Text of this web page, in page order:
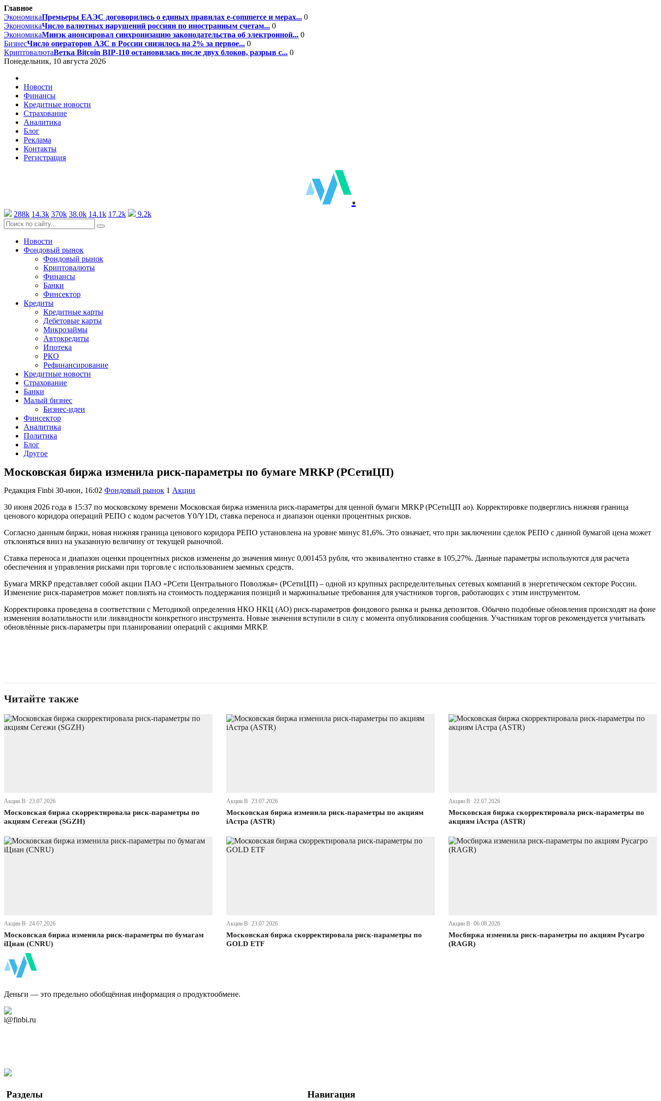
Главное
ЭкономикаПремьеры ЕАЭС договорились о единых правилах e-commerce и мерах... 0
ЭкономикаЧисло валютных нарушений россиян по иностранным счетам... 0
ЭкономикаМинэк анонсировал синхронизацию законодательства об электронной... 0
БизнесЧисло операторов АЗС в России снизилось на 2% за первое... 0
КриптовалютаВетка Bitcoin BIP-110 остановилась после двух блоков, разрыв с... 0
Понедельник, 10 августа 2026
Новости
Финансы
Кредитные новости
Страхование
Аналитика
Блог
Реклама
Контакты
Регистрация
.
288k 14.3k 370k 38.0k 14.1k 17.2k 9.2k
Новости
Фондовый рынок
Фондовый рынок
Криптовалюты
Финансы
Банки
Финсектор
Кредиты
Кредитные карты
Дебетовые карты
Микрозаймы
Автокредиты
Ипотека
РКО
Рефинансирование
Кредитные новости
Страхование
Банки
Малый бизнес
Бизнес-идеи
Финсектор
Аналитика
Политика
Блог
Другое
Московская биржа изменила риск-параметры по бумаге MRKP (РСетиЦП)
Редакция Finbi 30-июн, 16:02 Фондовый рынок 1 Акции
30 июня 2026 года в 15:37 по московскому времени Московская биржа изменила риск-параметры для ценной бумаги MRKP (РСетиЦП ао). Корректировке подверглись нижняя граница
ценового коридора операций РЕПО с кодом расчетов Y0/Y1Dt, ставка переноса и диапазон оценки процентных рисков.
Согласно данным биржи, новая нижняя граница ценового коридора РЕПО установлена на уровне минус 81,6%. Это означает, что при заключении сделок РЕПО с данной бумагой цена может
отклоняться вниз на указанную величину от текущей рыночной.
Ставка переноса и диапазон оценки процентных рисков изменены до значения минус 0,001453 рубля, что эквивалентно ставке в 105,27%. Данные параметры используются для расчета
обеспечения и управления рисками при торговле с использованием заемных средств.
Бумага MRKP представляет собой акции ПАО «РСети Центрального Поволжья» (РСетиЦП) – одной из крупных распределительных сетевых компаний в энергетическом секторе России.
Изменение риск-параметров может повлиять на стоимость поддержания позиций и маржинальные требования для участников торгов, работающих с этим инструментом.
Корректировка проведена в соответствии с Методикой определения НКО НКЦ (АО) риск-параметров фондового рынка и рынка депозитов. Обычно подобные обновления происходят на фоне
изменения волатильности или ликвидности конкретного инструмента. Новые значения вступили в силу с момента опубликования сообщения. Участникам торгов рекомендуется учитывать
обновлённые риск-параметры при планировании операций с акциями MRKP.
Читайте также
Акции В· 23.07.2026
Московская биржа скорректировала риск-параметры по
акциям Сегежи (SGZH)
Акции В· 23.07.2026
Московская биржа изменила риск-параметры по акциям
iАстра (ASTR)
Акции В· 22.07.2026
Московская биржа скорректировала риск-параметры по
акциям iАстра (ASTR)
Акции В· 24.07.2026
Московская биржа изменила риск-параметры по бумагам
iЦиан (CNRU)
Акции В· 23.07.2026
Московская биржа скорректировала риск-параметры по
GOLD ETF
Акции В· 06.08.2026
Мосбиржа изменила риск-параметры по акциям Русагро
(RAGR)
Деньги — это предельно обобщённая информация о продуктообмене.
i@finbi.ru
Разделы Навигация